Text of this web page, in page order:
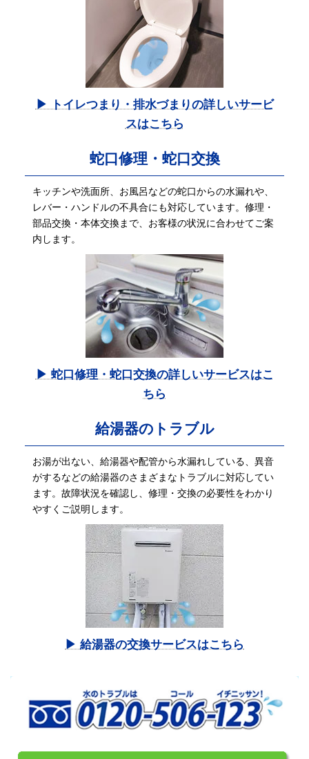
▶ トイレつまり・排水づまりの詳しいサービ
スはこちら
蛇口修理・蛇口交換
キッチンや洗面所、お風呂などの蛇口からの水漏れや、
レバー・ハンドルの不具合にも対応しています。修理・
部品交換・本体交換まで、お客様の状況に合わせてご案
内します。
▶ 蛇口修理・蛇口交換の詳しいサービスはこ
ちら
給湯器のトラブル
お湯が出ない、給湯器や配管から水漏れしている、異音
がするなどの給湯器のさまざまなトラブルに対応してい
ます。故障状況を確認し、修理・交換の必要性をわかり
やすくご説明します。
▶ 給湯器の交換サービスはこちら